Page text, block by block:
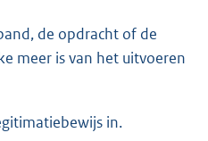
de opdracht of de
meer is van het uitvoeren
in.